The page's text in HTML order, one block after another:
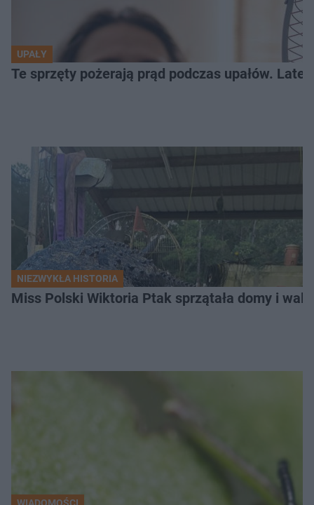
UPAŁY
Te sprzęty pożerają prąd podczas upałów.
NIEZWYKŁA HISTORIA
Miss Polski Wiktoria Ptak sprzątała domy i
WIADOMOŚCI